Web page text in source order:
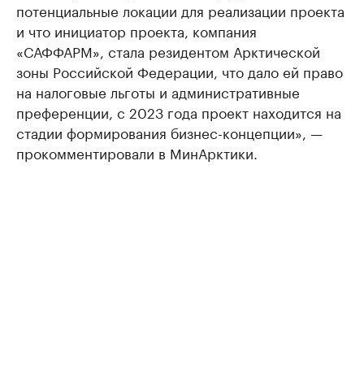
потенциальные локации для реализации проекта
и что инициатор проекта, компания
«САФФАРМ», стала резидентом Арктической
зоны Российской Федерации, что дало ей право
на налоговые льготы и административные
преференции, с 2023 года проект находится на
стадии формирования бизнес-концепции», —
прокомментировали в МинАрктики.